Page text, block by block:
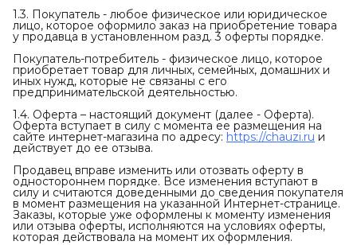
1.3. Покупатель - любое физическое или юридическое
лицо, которое оформило заказ на приобретение товара
у продавца в установленном разд. 3 оферты порядке.
Покупатель-потребитель - физическое лицо, которое
приобретает товар для личных, семейных, домашних и
иных нужд, которые не связаны с его
предпринимательской деятельностью.
1.4. Оферта – настоящий документ (далее - Оферта).
Оферта вступает в силу с момента ее размещения на
сайте интернет-магазина по адресу: https://chauzi.ru и
действует до ее отзыва.
Продавец вправе изменить или отозвать оферту в
одностороннем порядке. Все изменения вступают в
силу и считаются доведенными до сведения покупателя
в момент размещения на указанной Интернет-странице.
Заказы, которые уже оформлены к моменту изменения
или отзыва оферты, исполняются на условиях оферты,
которая действовала на момент их оформления.